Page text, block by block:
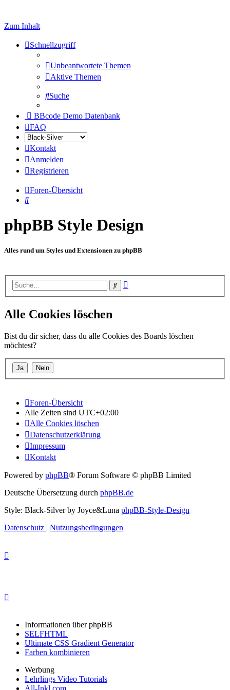
Zum Inhalt
Schnellzugriff
Unbeantwortete Themen
Aktive Themen
Suche
BBcode Demo Datenbank
FAQ
Kontakt
Anmelden
Registrieren
Foren-Übersicht
Suche
phpBB Style Design
Alles rund um Styles und Extensionen zu phpBB
Suche
Alle Cookies löschen
Bist du dir sicher, dass du alle Cookies des Boards löschen
möchtest?
Foren-Übersicht
Alle Zeiten sind UTC+02:00
Alle Cookies löschen
Datenschutzerklärung
Impressum
Kontakt
Powered by phpBB® Forum Software © phpBB Limited
Deutsche Übersetzung durch phpBB.de
Style: Black-Silver by Joyce&Luna phpBB-Style-Design
Datenschutz | Nutzungsbedingungen
Informationen über phpBB
SELFHTML
Ultimate CSS Gradient Generator
Farben kombinieren
Werbung
Lehrlings Video Tutorials